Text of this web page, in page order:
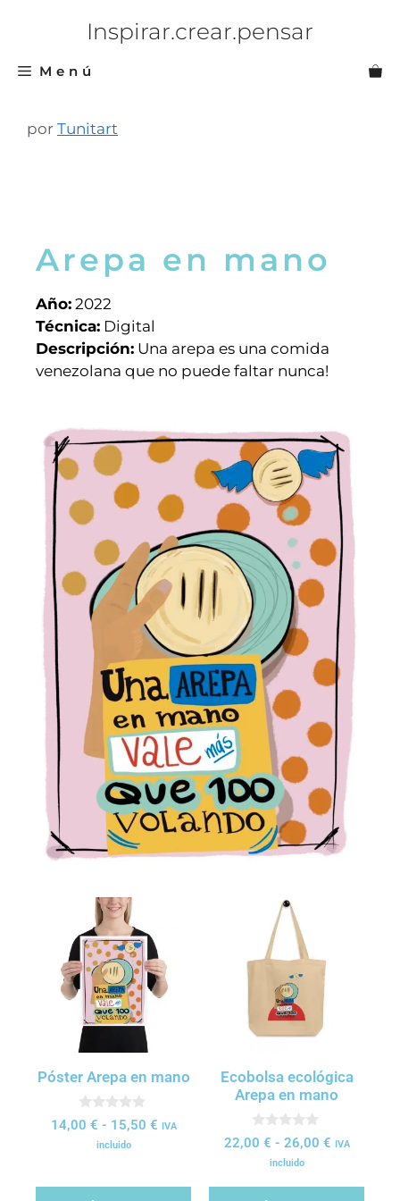
Inspirar.crear.pensar
Menú
por Tunitart
Arepa en mano
Año: 2022
Técnica: Digital
Descripción: Una arepa es una comida
venezolana que no puede faltar nunca!
Póster Arepa en mano
0
d
14,00 € - 15,50 €
IVA
incluido
Ecobolsa ecológica
Arepa en mano
0
d
22,00 € - 26,00 €
IVA
incluido